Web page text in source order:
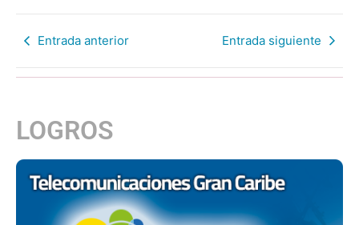
Entrada anterior Entrada siguiente
LOGROS